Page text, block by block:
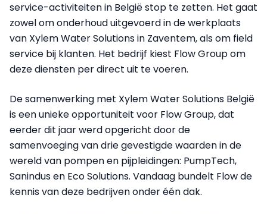
service-activiteiten in België stop te zetten. Het gaat
zowel om onderhoud uitgevoerd in de werkplaats
van Xylem Water Solutions in Zaventem, als om field
service bij klanten. Het bedrijf kiest Flow Group om
deze diensten per direct uit te voeren.
De samenwerking met Xylem Water Solutions België
is een unieke opportuniteit voor Flow Group, dat
eerder dit jaar werd opgericht door de
samenvoeging van drie gevestigde waarden in de
wereld van pompen en pijpleidingen: PumpTech,
Sanindus en Eco Solutions. Vandaag bundelt Flow de
kennis van deze bedrijven onder één dak.